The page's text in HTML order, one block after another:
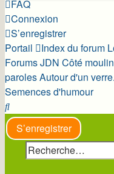
FAQ
Connexion
S’enregistrer
Portail
Index du forum
Forums JDN Côté
parolesAutour d'un verre.
Semences d'humour
Rechercher
S’enregistrer